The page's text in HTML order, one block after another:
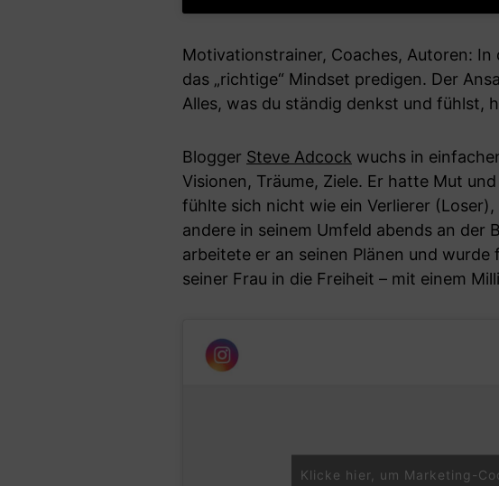
Motivationstrainer, Coaches, Autoren: In
das „richtige“ Mindset predigen. Der
Alles, was du ständig denkst und fühlst,
Blogger Steve Adcock wuchs in
Visionen, Träume, Ziele. Er hatte Mut
fühlte sich nicht wie ein Verlierer
andere in seinem Umfeld abends an der
arbeitete er an seinen Plänen und
seiner Frau in die Freiheit – mit einem
Klicke hier, um Marketing-